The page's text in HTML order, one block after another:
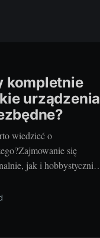
kompletnie
urządzenia
wiedzieć o
się
jak i hobbystycznie,
stołu
akcesoriów jest